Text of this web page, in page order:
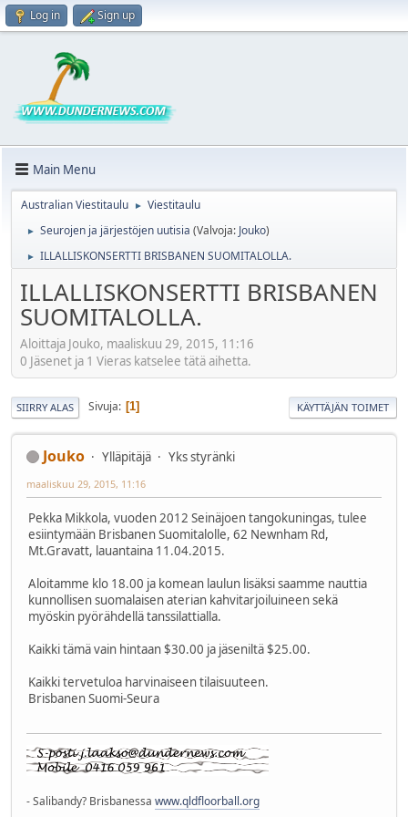
Log in Sign up
Main Menu
Australian Viestitaulu ► Viestitaulu
► Seurojen ja järjestöjen uutisia (Valvoja: Jouko)
► ILLALLISKONSERTTI BRISBANEN SUOMITALOLLA.
ILLALLISKONSERTTI BRISBANEN
SUOMITALOLLA.
Aloittaja Jouko, maaliskuu 29, 2015, 11:16
0 Jäsenet ja 1 Vieras katselee tätä aihetta.
SIIRRY ALAS Sivuja 1 KÄYTTÄJÄN TOIMET
Jouko Ylläpitäjä Yks styränki
maaliskuu 29, 2015, 11:16
Pekka Mikkola, vuoden 2012 Seinäjoen tangokuningas, tulee
esiintymään Brisbanen Suomitalolle, 62 Newnham Rd,
Mt.Gravatt, lauantaina 11.04.2015.
Aloitamme klo 18.00 ja komean laulun lisäksi saamme nauttia
kunnollisen suomalaisen aterian kahvitarjoiluineen sekä
myöskin pyörähdellä tanssilattialla.
Kaikki tämä vain hintaan $30.00 ja jäseniltä $25.00.
Kaikki tervetuloa harvinaiseen tilaisuuteen.
Brisbanen Suomi-Seura
- Salibandy? Brisbanessa www.qldfloorball.org